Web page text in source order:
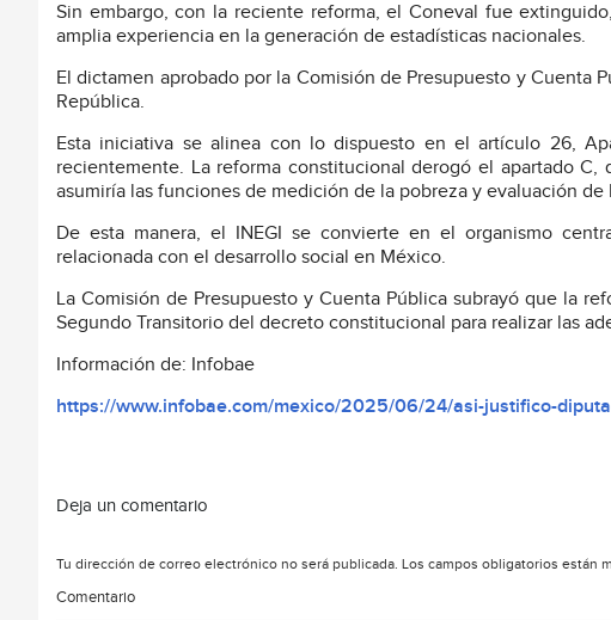
Sin embargo, con la reciente reforma, el Coneval fue
amplia experiencia en la generación de estadísticas nacionales.
El dictamen aprobado por la Comisión de Presupuesto y Cuenta
República.
Esta iniciativa se alinea con lo dispuesto en el artículo 26,
recientemente. La reforma constitucional derogó el apartado
asumiría las funciones de medición de la pobreza y evaluación de
De esta manera, el INEGI se convierte en el organismo
relacionada con el desarrollo social en México.
La Comisión de Presupuesto y Cuenta Pública subrayó que la
Segundo Transitorio del decreto constitucional para realizar las
Información de: Infobae
https://www.infobae.com/mexico/2025/06/24/asi-justifico-
Deja un comentario
Tu dirección de correo electrónico no será publicada. Los campos obligatorios están
Comentario